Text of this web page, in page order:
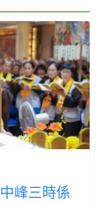
峰三時係